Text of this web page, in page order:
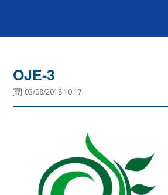
OJE-3
03/08/2018 10:17